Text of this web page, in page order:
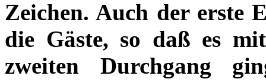
Zeichen. Auch der erste
die Gäste, so daß es
zweiten Durchgang